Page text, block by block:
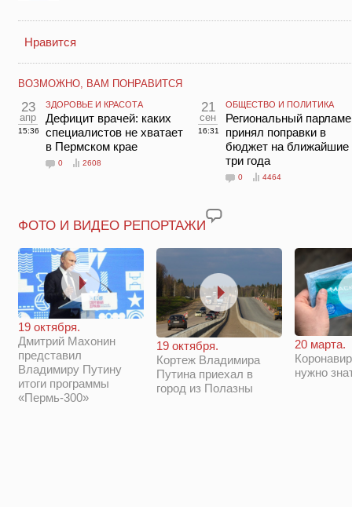
Нравится
ВОЗМОЖНО, ВАМ ПОНРАВИТСЯ
23
апр
15:36
ЗДОРОВЬЕ И КРАСОТА
Дефицит врачей: каких
специалистов не хватает
в Пермском крае
0 2608
21
сен
16:31
ОБЩЕСТВО И ПОЛИТИКА
Региональный
принял поправки в
бюджет на ближайшие
три года
0 4464
ФОТО И ВИДЕО РЕПОРТАЖИ
19 октября.
Дмитрий Махонин
представил
Владимиру Путину
итоги программы
«Пермь-300»
19 октября.
Кортеж Владимира
Путина приехал в
город из Полазны
20 марта.
нужно